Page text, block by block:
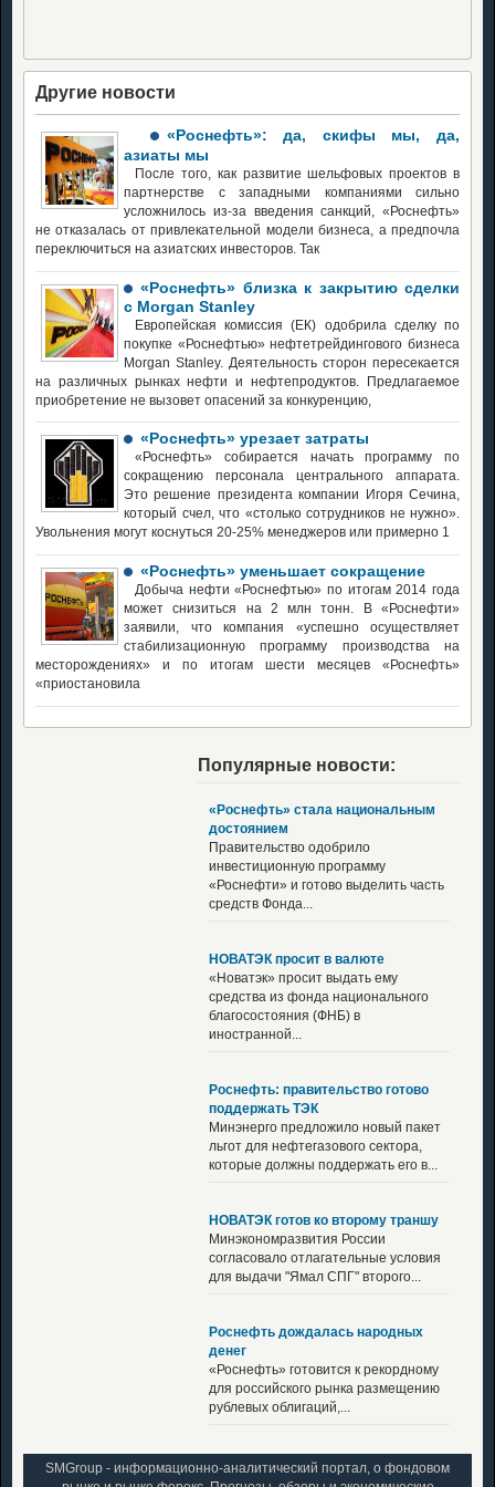
Другие новости
«Роснефть»: да, скифы мы, да,
азиаты мы
После того, как развитие шельфовых проектов в
партнерстве с западными компаниями сильно
усложнилось из-за введения санкций, «Роснефть»
не отказалась от привлекательной модели бизнеса, а предпочла
переключиться на азиатских инвесторов. Так
«Роснефть» близка к закрытию сделки
с Morgan Stanley
Европейская комиссия (ЕК) одобрила сделку по
покупке «Роснефтью» нефтетрейдингового бизнеса
Morgan Stanley. Деятельность сторон пересекается
на различных рынках нефти и нефтепродуктов. Предлагаемое
приобретение не вызовет опасений за конкуренцию,
«Роснефть» урезает затраты
«Роснефть» собирается начать программу по
сокращению персонала центрального аппарата.
Это решение президента компании Игоря Сечина,
который счел, что «столько сотрудников не нужно».
Увольнения могут коснуться 20-25% менеджеров или примерно 1
«Роснефть» уменьшает сокращение
Добыча нефти «Роснефтью» по итогам 2014 года
может снизиться на 2 млн тонн. В «Роснефти»
заявили, что компания «успешно осуществляет
стабилизационную программу производства на
месторождениях» и по итогам шести месяцев «Роснефть»
«приостановила
Популярные новости:
«Роснефть» стала национальным
достоянием
Правительство одобрило
инвестиционную программу
«Роснефти» и готово выделить часть
средств Фонда...
НОВАТЭК просит в валюте
«Новатэк» просит выдать ему
средства из фонда национального
благосостояния (ФНБ) в
иностранной...
Роснефть: правительство готово
поддержать ТЭК
Минэнерго предложило новый пакет
льгот для нефтегазового сектора,
которые должны поддержать его в...
НОВАТЭК готов ко второму траншу
Минэкономразвития России
согласовало отлагательные условия
для выдачи "Ямал СПГ" второго...
Роснефть дождалась народных
денег
«Роснефть» готовится к рекордному
для российского рынка размещению
рублевых облигаций,...
SMGroup - информационно-аналитический портал, о фондовом